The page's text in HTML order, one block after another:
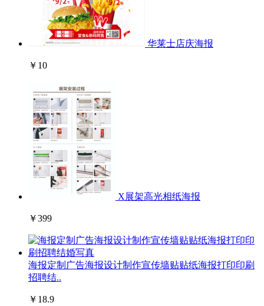
华莱士店庆海报
￥10
X展架高光相纸海报
￥399
海报定制广告海报设计制作宣传墙贴贴纸海报打印印刷
招聘结..
￥18.9